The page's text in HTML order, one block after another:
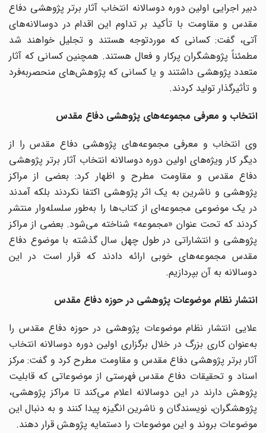
دبیر اجرایی اولین دوره دوسالانه انتخاب آثار برتر پژوهشی دفاع
مقدس و مقاومت با تأکید بر تداوم این اقدام در دوسالانه‌های
آتی، گفت: کسانی که موردتوجه هستند و تجلیل خواهند شد
مطمئناً پژوهشگران پرکار و فعال هستند. همچنین کسانی که آثار
متعدد پژوهشی داشتند و یا کسانی که پژوهش‌های منحصربه‌فرد
و تأثیرگذار تولید کردند.
انتخاب و معرفی مجموعه‌های پژوهشی دفاع مقدس
وی انتخاب و معرفی مجموعه‌های پژوهشی دفاع مقدس را از
دیگر کار ویژه‌های اولین دوره دوسالانه انتخاب آثار برتر پژوهشی
دفاع مقدس و مقاومت مطرح و اظهار کرد: بعضی از مراکز
پژوهشی و ناشرین به یک اثر پژوهشی اکتفا نکردند بلکه آمدند
در یک موضوعی مجموعه‌ای از کتاب‌ها را به‌طور سلسله‌وار منتشر
کردند که تحت عنوان «مجموعه» شناخته می‌شود. بعضی از مراکز
پژوهشی و انتشاراتی در طول چهل سال گذشته با موضوع دفاع
مقدس مجموعه‌های خوبی ارائه دادند که قرار است در این
دوسالانه به آن بپردازیم.
انتشار نظام موضوعات پژوهشی در حوزه دفاع مقدس
علایی انتشار نظام موضوعات پژوهشی در حوزه دفاع مقدس را
به‌عنوان کاری بزرگ در خلال برگزاری اولین دوره دوسالانه انتخاب
آثار برتر پژوهشی دفاع مقدس و مقاومت مطرح کرد و گفت: مرکز
اسناد و تحقیقات دفاع مقدس فهرستی از موضوعاتی که قابلیت
پژوهش دارند در این دوسالانه اعلام می‌کند تا مراکز پژوهشی،
پژوهشگران، نویسندگان و ناشرین انگیزه پیدا کنند و به دنبال این
موضوعات بروند و این موضوعات را دستمایه پژوهش قرار دهند.